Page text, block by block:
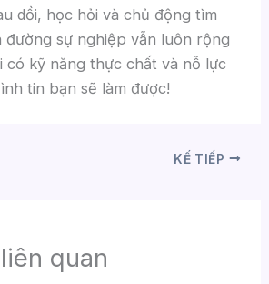
dồi, học hỏi và chủ động tìm
đường sự nghiệp vẫn luôn rộng
có kỹ năng thực chất và nỗ lực
tin bạn sẽ làm được!
KẾ TIẾP
quan